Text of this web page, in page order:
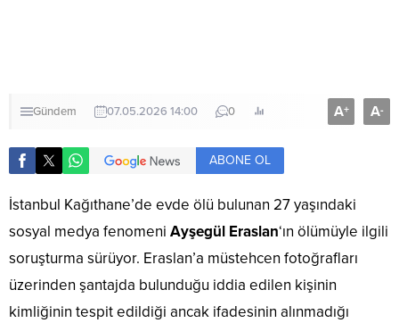
Gündem 07.05.2026 14:00 0 A+ A-
ABONE OL
İstanbul Kağıthane’de evde ölü bulunan 27 yaşındaki
sosyal medya fenomeni Ayşegül Eraslan‘ın ölümüyle ilgili
soruşturma sürüyor. Eraslan’a müstehcen fotoğrafları
üzerinden şantajda bulunduğu iddia edilen kişinin
kimliğinin tespit edildiği ancak ifadesinin alınmadığı